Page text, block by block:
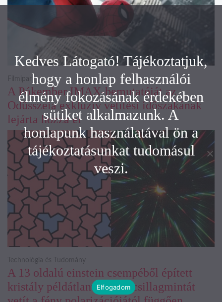
A Pókember IMAX-bemutatóját az
Odüsszeia exkluzív vetítési időszakának
lejárta hozza el
Filmipar
A 13 oldalú einstein csempéből épített
kristály példátlanul forgó csillagmintát
Technológia és Tudomány
Kedves Látogató! Tájékoztatjuk,
hogy a honlap felhasználói
élmény fokozásának érdekében
sütiket alkalmazunk. A
honlapunk használatával ön a
tájékoztatásunkat tudomásul
veszi.
Elfogadom